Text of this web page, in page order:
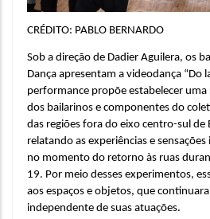
CRÉDITO: PABLO BERNARDO
Sob a direção de Dadier Aguilera, os
Dança apresentam a videodança “Do
performance propõe estabelecer uma
dos bailarinos e componentes do
das regiões fora do eixo centro-sul de
relatando as experiências e
no momento do retorno às ruas
19. Por meio desses experimentos,
aos espaços e objetos, que
independente de suas atuações.